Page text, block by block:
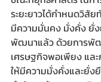
ระยะยาวได้กำหนดวิสัย
มีความมั่นคง มั่งคั่ง ยั่ง
พัฒนาแล้ว ด้วยการพั
เศรษฐกิจพอเพียง และ
ให้มีความมั่งคั่งและยั่